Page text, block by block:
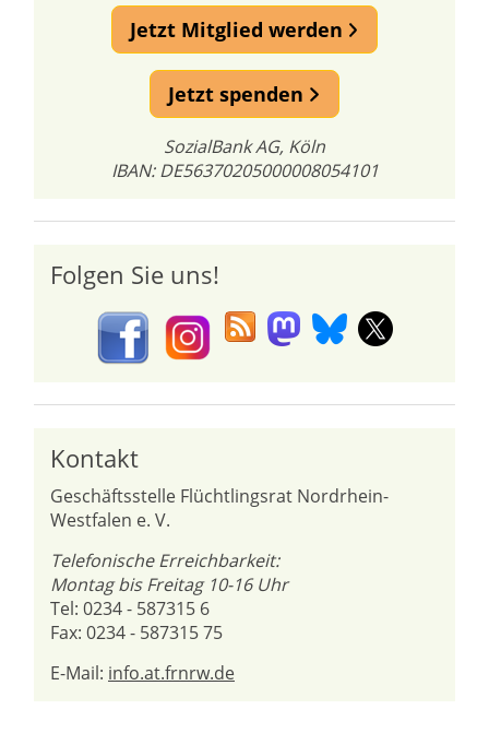
Jetzt Mitglied werden
Jetzt spenden
SozialBank AG, Köln
IBAN: DE56370205000008054101
Folgen Sie uns!
Kontakt
Geschäftsstelle Flüchtlingsrat Nordrhein-
Westfalen e. V.
Telefonische Erreichbarkeit:
Montag bis Freitag 10-16 Uhr
Tel: 0234 - 587315 6
Fax: 0234 - 587315 75
E-Mail: info.at.frnrw.de